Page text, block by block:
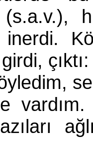
inerdi.
çıktı: